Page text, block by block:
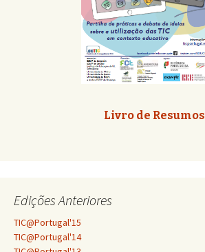
Livro de Resumos
Edições Anteriores
TIC@Portugal'15
TIC@Portugal'14